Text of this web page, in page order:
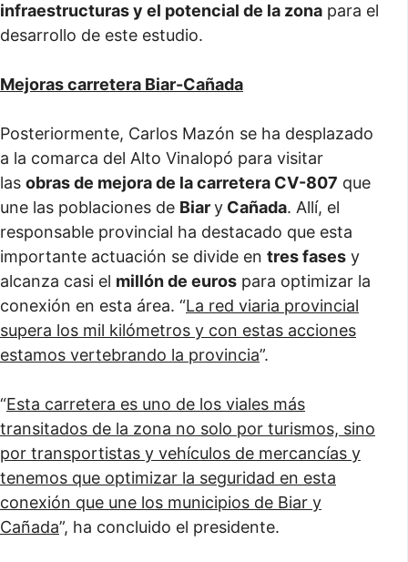
infraestructuras y el potencial de la zona para el
desarrollo de este estudio.
Mejoras carretera Biar-Cañada
Posteriormente, Carlos Mazón se ha desplazado
a la comarca del Alto Vinalopó para visitar
las obras de mejora de la carretera CV-807 que
une las poblaciones de Biary Cañada. Allí, el
responsable provincial ha destacado que esta
importante actuación se divide en tres fases y
alcanza casi el millón de euros para optimizar la
conexión en esta área. “La red viaria provincial
supera los mil kilómetros y con estas acciones
estamos vertebrando la provincia”.
“Esta carretera es uno de los viales más
transitados de la zona no solo por turismos, sino
por transportistas y vehículos de mercancías y
tenemos que optimizar la seguridad en esta
conexión que une los municipios de Biar y
Cañada”, ha concluido el presidente.